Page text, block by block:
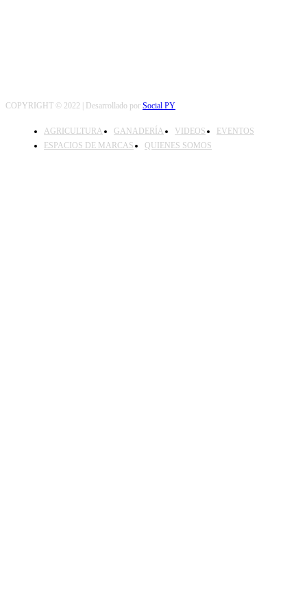
COPYRIGHT © 2022 | Desarrollado por Social PY
AGRICULTURA GANADERÍA VIDEOS
EVENTOS
ESPACIOS DE MARCAS
QUIENES SOMOS